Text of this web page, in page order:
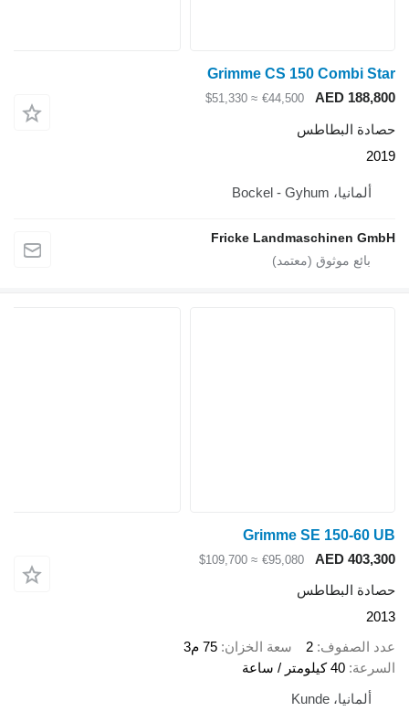
Grimme CS 150 Combi Star
AED 188,800
€44,500
≈ $51,330
حصادة البطاطس
2019
ألمانيا، Bockel - Gyhum
Fricke Landmaschinen GmbH
Grimme SE 150-60 UB
AED 403,300
€95,080
≈ $109,700
حصادة البطاطس
2013
عدد الصفوف 2 سعة الخزان 75 م3
السرعة 40 كيلومتر / ساعة
ألمانيا، Kunde